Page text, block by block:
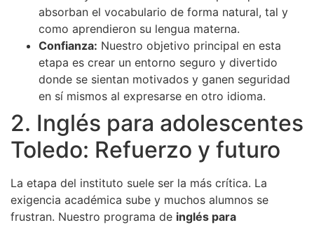
absorban el vocabulario de forma natural, tal y
como aprendieron su lengua materna.
Confianza: Nuestro objetivo principal en esta
etapa es crear un entorno seguro y divertido
donde se sientan motivados y ganen seguridad
en sí mismos al expresarse en otro idioma.
2. Inglés para adolescentes
Toledo: Refuerzo y futuro
La etapa del instituto suele ser la más crítica. La
exigencia académica sube y muchos alumnos se
frustran. Nuestro programa de inglés para